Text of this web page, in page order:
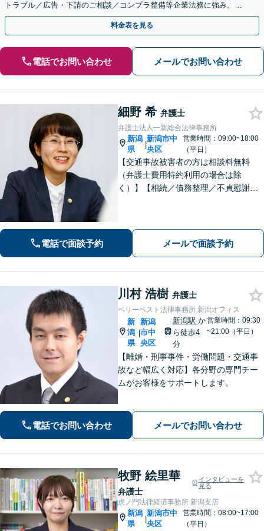
トラブル／広告・下請のご相談／コンプラ整備等企業法務に強み。株
式の相続／誹謗中傷対策／不動産問題まで幅広く対応！
料金表を見る
電話でお問い合わせ メールでお問い合わせ
細野 希 弁護士
弁護士法人一新総合法律事務所
新潟
県
|
新潟市中
央区
営業時間：09:00~18:00
（平日）
【交通事故被害者の方は相談料無料
（弁護士費用特約利用の場合は除
く）】【相続／債務整理／不貞慰謝料
き、気持ちに寄り添いながら法的サポ
ートをいたします。
電話で面談予約 メールで面談予約
川村 浩樹 弁護士
ベリーベスト法律事務所 新潟オフィス
新
潟
県
|
新潟
市中
央区
新潟駅 か
ら徒歩4
分
営業時間：09:30
~21:00（平日）
【離婚・刑事事件・労働問題・交通事
故など幅広く対応】各分野の専門チー
ムがお客様をサポートします。
電話でお問い合わせ メールでお問い合わせ
牧野 絵里華
弁護士
インタビューを
見る
虎ノ門法律経済事務所 新潟支店
新潟
県
|
新潟市中
央区
営業時間：08:00~17:00
（平日）